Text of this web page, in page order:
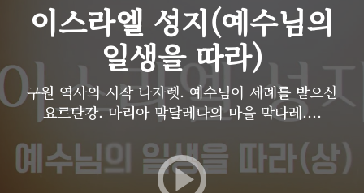
이스라엘 성지(예수님의
일생을 따라)
구원 역사의 시작 나자렛. 예수님이 세례를 받으신
요르단강. 마리아 막달레나의 마을 막다레....